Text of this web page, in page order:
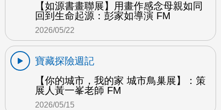
【如源書畫聯展】用畫作感念母親如同
回到生命起源：彭家如導演 FM
2026/05/22
寶藏探險週記
【你的城市，我的家 城市鳥巢展】：策
展人黃一峯老師 FM
2026/05/15